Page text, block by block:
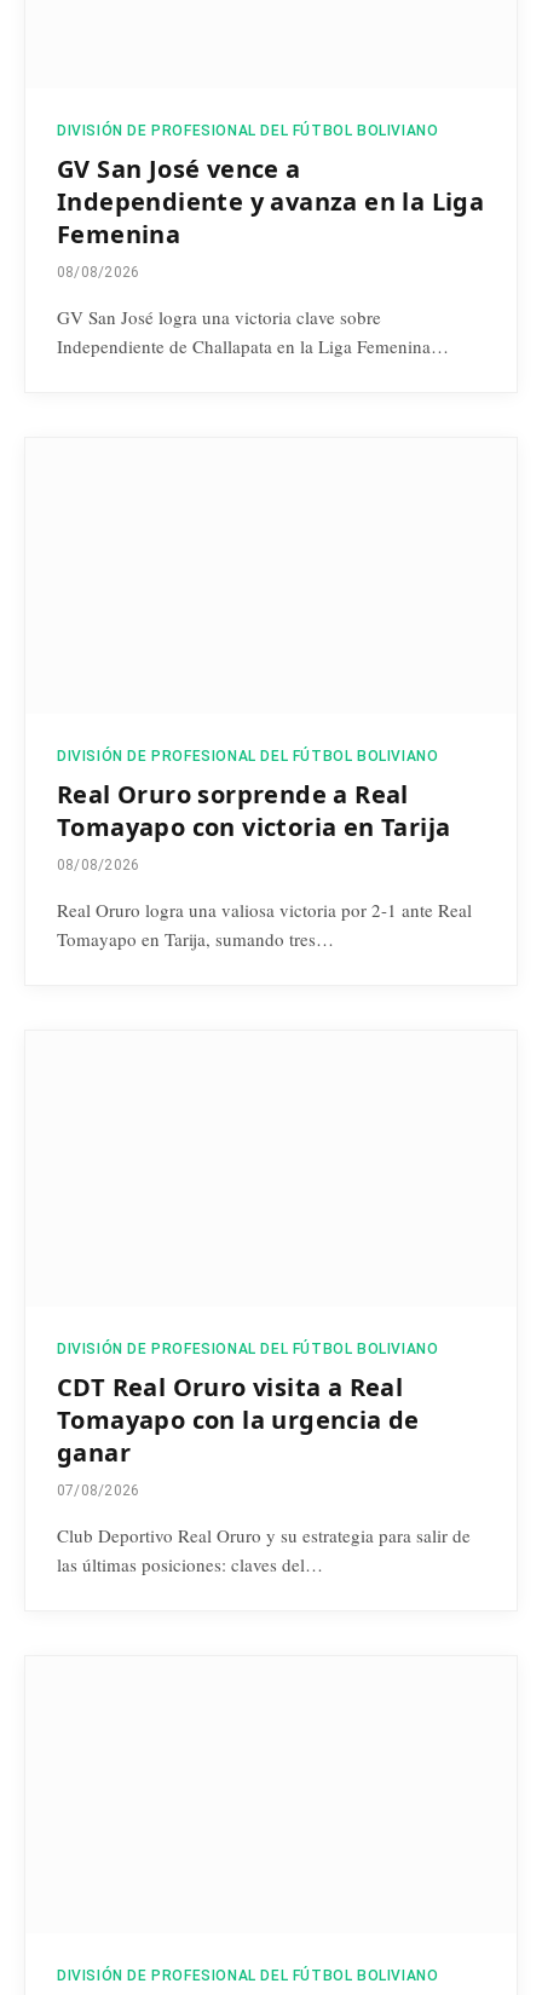
DIVISIÓN DE PROFESIONAL DEL FÚTBOL BOLIVIANO
GV San José vence a
Independiente y avanza en la Liga
Femenina
08/08/2026
GV San José logra una victoria clave sobre
Independiente de Challapata en la Liga Femenina…
DIVISIÓN DE PROFESIONAL DEL FÚTBOL BOLIVIANO
Real Oruro sorprende a Real
Tomayapo con victoria en Tarija
08/08/2026
Real Oruro logra una valiosa victoria por 2-1 ante Real
Tomayapo en Tarija, sumando tres…
DIVISIÓN DE PROFESIONAL DEL FÚTBOL BOLIVIANO
CDT Real Oruro visita a Real
Tomayapo con la urgencia de
ganar
07/08/2026
Club Deportivo Real Oruro y su estrategia para salir de
las últimas posiciones: claves del…
DIVISIÓN DE PROFESIONAL DEL FÚTBOL BOLIVIANO